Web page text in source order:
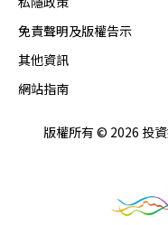
免責聲明及版權告示
其他資訊
網站指南
版權所有 © 2026 投